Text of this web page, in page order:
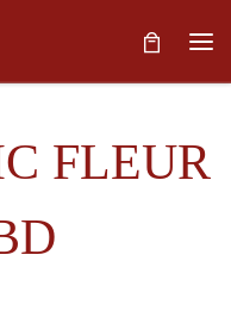
FLEUR